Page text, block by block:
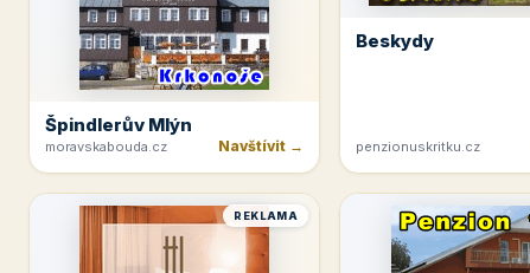
Špindlerův Mlýn
moravskabouda.cz Navštívit →
Beskydy
penzionuskritku.cz
REKLAMA